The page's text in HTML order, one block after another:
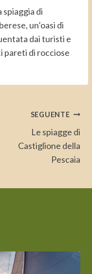
di
un’oasi di
dai turisti e
pareti di rocciose
SEGUENTE
Le spiagge di
Castiglione della
Pescaia